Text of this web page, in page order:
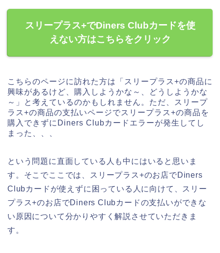
スリープラス+でDiners Clubカードを使
えない方はこちらをクリック
こちらのページに訪れた方は「スリープラス+の商品に
興味があるけど、購入しようかな～、どうしようかな
～」と考えているのかもしれません。ただ、スリープ
ラス+の商品の支払いページでスリープラス+の商品を
購入できずにDiners Clubカードエラーが発生してし
まった、、、
という問題に直面している人も中にはいると思いま
す。そこでここでは、スリープラス+のお店でDiners
Clubカードが使えずに困っている人に向けて、スリー
プラス+のお店でDiners Clubカードの支払いができな
い原因について分かりやすく解説させていただきま
す。